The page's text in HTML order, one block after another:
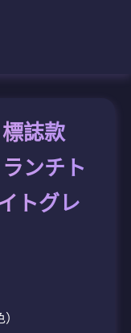
誌款
ンチト
トグレ